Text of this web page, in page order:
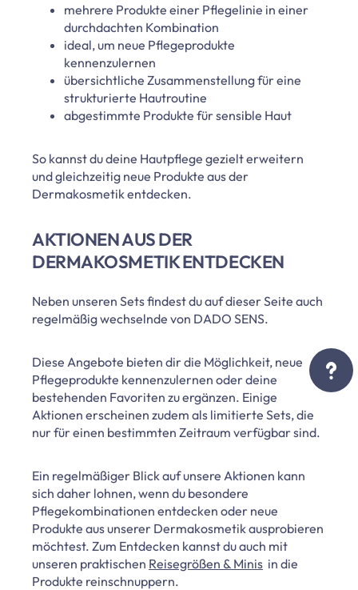
mehrere Produkte einer Pflegelinie in einer
durchdachten Kombination
ideal,um neue Pflegeprodukte
kennenzulernen
übersichtliche Zusammenstellung für eine
strukturierte Hautroutine
abgestimmte Produkte für sensible Haut
So kannst du deine Hautpflege gezielt erweitern
und gleichzeitig neue Produkte aus der
Dermakosmetik entdecken.
AKTIONEN AUS DER
DERMAKOSMETIK ENTDECKEN
Neben unseren Sets findest du auf dieser Seite auch
regelmäßig wechselnde von DADO SENS.
Diese Angebote bieten dir die Möglichkeit, neue
Pflegeprodukte kennenzulernen oder deine
bestehenden Favoriten zu ergänzen. Einige
Aktionen erscheinen zudem als limitierte Sets, die
nur für einen bestimmten Zeitraum verfügbar sind.
Ein regelmäßiger Blick auf unsere Aktionen kann
sich daher lohnen, wenn du besondere
Pflegekombinationen entdecken oder neue
Produkte aus unserer Dermakosmetik ausprobieren
möchtest. Zum Entdecken kannst du auch mit
unseren praktischen Reisegrößen & Minis in die
Produkte reinschnuppern.